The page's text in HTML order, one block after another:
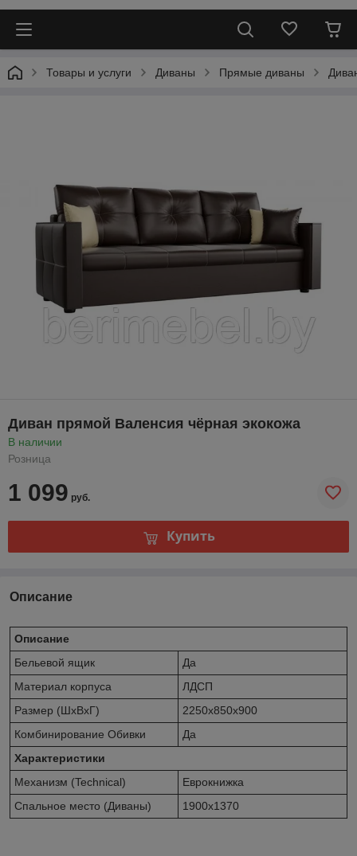
Товары и услуги Диваны Прямые диваны
Диван прямой Валенсия чёрная экокожа
В наличии
Розница
1 099 руб.
Купить
Описание
Описание
Бельевой ящик
Да
Материал корпуса
ЛДСП
Размер (ШхВхГ)
2250х850х900
Комбинирование Обивки
Да
Характеристики
Механизм (Technical)
Еврокнижка
Спальное место (Диваны)
1900х1370